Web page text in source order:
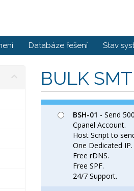
Databáze řešení Stav
BULK
BSH-01 - Send
Cpanel Account.
Host Script to
One Dedicated IP.
Free rDNS.
Free SPF.
24/7 Support.